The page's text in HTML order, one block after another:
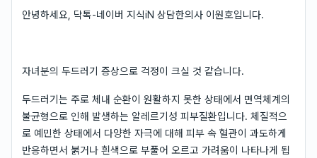
안녕하세요, 닥톡-네이버 지식iN 상담한의사 이원호입니다.
자녀분의 두드러기 증상으로 걱정이 크실 것 같습니다.
두드러기는 주로 체내 순환이 원활하지 못한 상태에서 면역체계의
불균형으로 인해 발생하는 알레르기성 피부질환입니다. 체질적으
로 예민한 상태에서 다양한 자극에 대해 피부 속 혈관이 과도하게
반응하면서 붉거나 흰색으로 부풀어 오르고 가려움이 나타나게 됩